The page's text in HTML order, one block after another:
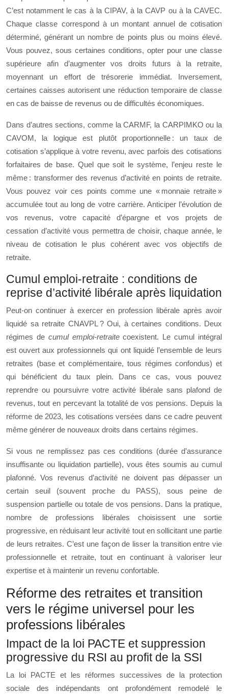
C’est notamment le cas à la CIPAV, à la CAVP ou à la CAVEC.
Chaque classe correspond à un montant annuel de cotisation
déterminé, générant un nombre de points plus ou moins élevé.
Vous pouvez, sous certaines conditions, opter pour une classe
supérieure afin d’augmenter vos droits futurs à la retraite,
moyennant un effort de trésorerie immédiat. Inversement,
certaines caisses autorisent une réduction temporaire de classe
en cas de baisse de revenus ou de difficultés économiques.
Dans d’autres sections, comme la CARMF, la CARPIMKO ou la
CAVOM, la logique est plutôt proportionnelle : un taux de
cotisation s’applique à votre revenu, avec parfois des cotisations
forfaitaires de base. Quel que soit le système, l’enjeu reste le
même : transformer des revenus d’activité en points de retraite.
Vous pouvez voir ces points comme une « monnaie retraite »
accumulée tout au long de votre carrière. Anticiper l’évolution de
vos revenus, votre capacité d’épargne et vos projets de
cessation d’activité vous permettra de choisir, chaque année, le
niveau de cotisation le plus cohérent avec vos objectifs de
retraite.
Cumul emploi-retraite : conditions de
reprise d’activité libérale après liquidation
Peut‑on continuer à exercer en profession libérale après avoir
liquidé sa retraite CNAVPL ? Oui, à certaines conditions. Deux
régimes de cumul emploi‑retraitecoexistent. Le cumul intégral
est ouvert aux professionnels qui ont liquidé l’ensemble de leurs
retraites (base et complémentaire, tous régimes confondus) et
qui bénéficient du taux plein. Dans ce cas, vous pouvez
reprendre ou poursuivre votre activité libérale sans plafond de
revenus, tout en percevant la totalité de vos pensions. Depuis la
réforme de 2023, les cotisations versées dans ce cadre peuvent
même générer de nouveaux droits dans certains régimes.
Si vous ne remplissez pas ces conditions (durée d’assurance
insuffisante ou liquidation partielle), vous êtes soumis au cumul
plafonné. Vos revenus d’activité ne doivent pas dépasser un
certain seuil (souvent proche du PASS), sous peine de
suspension partielle ou totale de vos pensions. Dans la pratique,
nombre de professions libérales choisissent une sortie
progressive, en réduisant leur activité tout en sollicitant une partie
de leurs retraites. C’est une façon de lisser la transition entre vie
professionnelle et retraite, tout en continuant à valoriser leur
expertise et à maintenir un revenu confortable.
Réforme des retraites et transition
vers le régime universel pour les
professions libérales
Impact de la loi PACTE et suppression
progressive du RSI au profit de la SSI
La loi PACTE et les réformes successives de la protection
sociale des indépendants ont profondément remodelé le